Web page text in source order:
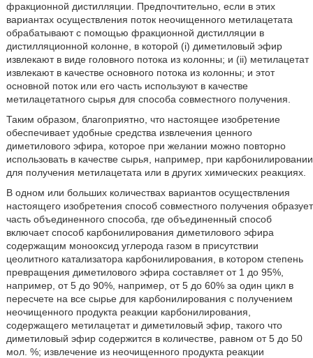
фракционной дистилляции. Предпочтительно, если в этих
вариантах осуществления поток неочищенного метилацетата
обрабатывают с помощью фракционной дистилляции в
дистилляционной колонне, в которой (i) диметиловый эфир
извлекают в виде головного потока из колонны; и (ii) метилацетат
извлекают в качестве основного потока из колонны; и этот
основной поток или его часть используют в качестве
метилацетатного сырья для способа совместного получения.
Таким образом, благоприятно, что настоящее изобретение
обеспечивает удобные средства извлечения ценного
диметилового эфира, которое при желании можно повторно
использовать в качестве сырья, например, при карбонилировании
для получения метилацетата или в других химических реакциях.
В одном или больших количествах вариантов осуществления
настоящего изобретения способ совместного получения образует
часть объединенного способа, где объединенный способ
включает способ карбонилирования диметилового эфира
содержащим монооксид углерода газом в присутствии
цеолитного катализатора карбонилирования, в котором степень
превращения диметилового эфира составляет от 1 до 95%,
например, от 5 до 90%, например, от 5 до 60% за один цикл в
пересчете на все сырье для карбонилирования с получением
неочищенного продукта реакции карбонилирования,
содержащего метилацетат и диметиловый эфир, такого что
диметиловый эфир содержится в количестве, равном от 5 до 50
мол. %; извлечение из неочищенного продукта реакции